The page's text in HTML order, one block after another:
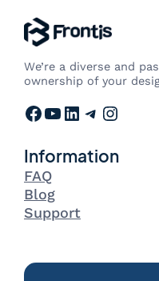
We’re a diverse and
ownership of your
Facebook YouTube LinkedIn Telegram Instagram
Information
FAQ
Blog
Support